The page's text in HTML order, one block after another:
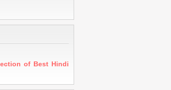
of Best Hindi